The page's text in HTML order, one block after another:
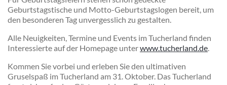
Geburtstagstische und Motto-Geburtstagslogen bereit, um
den besonderen Tag unvergesslich zu gestalten.
Alle Neuigkeiten, Termine und Events im Tucherland finden
Interessierte auf der Homepage unterwww.tucherland.de.
Kommen Sie vorbei und erleben Sie den ultimativen
Gruselspaß im Tucherland am 31. Oktober. Das Tucherland